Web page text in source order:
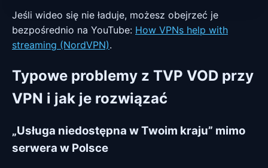
Jeśli wideo się nie ładuje, możesz obejrzeć je
bezpośrednio na YouTube: How VPNs help with
streaming (NordVPN).
Typowe problemy z TVP VOD przy
VPN i jak je rozwiązać
„Usługa niedostępna w Twoim kraju” mimo
serwera w Polsce